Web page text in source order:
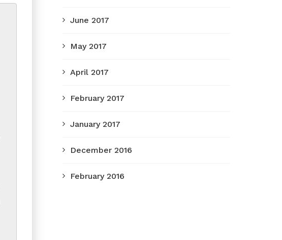
June 2017
May 2017
April 2017
February 2017
January 2017
December 2016
February 2016